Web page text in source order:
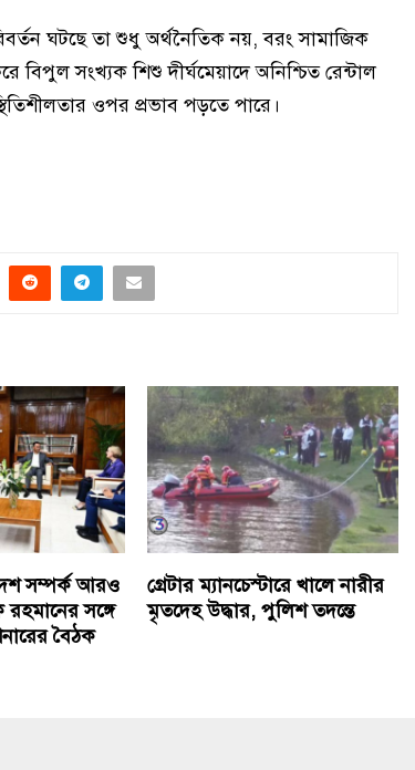
ঘটছে তা শুধু অর্থনৈতিক নয়, বরং সামাজিক
বিপুল সংখ্যক শিশু দীর্ঘমেয়াদে অনিশ্চিত রেন্টাল
ওপর প্রভাব পড়তে পারে।
সম্পর্ক আরও
সঙ্গে
বৈঠক
গ্রেটার ম্যানচেস্টারে খালে নারীর
মৃতদেহ উদ্ধার, পুলিশ তদন্তে